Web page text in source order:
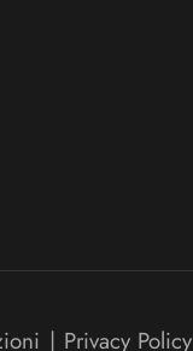
| Privacy Policy